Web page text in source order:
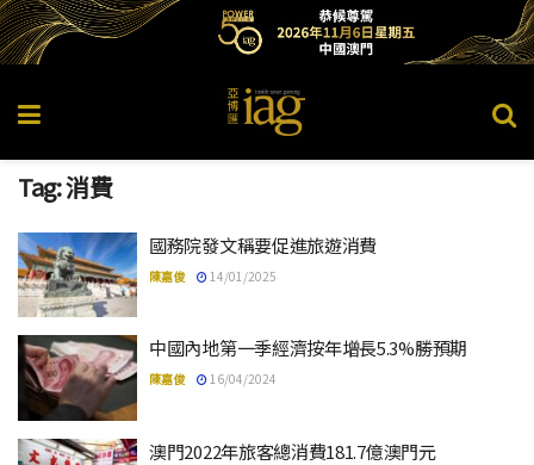
Tag:消費
國務院發文稱要促進旅遊消費
陳嘉俊 14/01/2025
中國內地第一季經濟按年增長5.3%勝預期
陳嘉俊 16/04/2024
澳門2022年旅客總消費181.7億澳門元